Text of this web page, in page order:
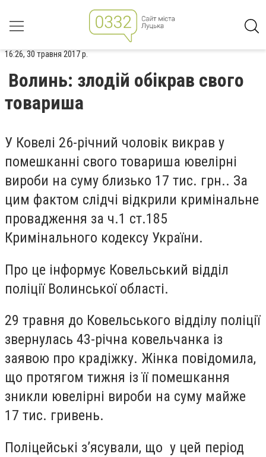
16:26, 30 травня 2017 р.
Волинь: злодій обікрав свого
товариша
У Ковелі 26-річний чоловік викрав у
помешканні свого товариша ювелірні
вироби на суму близько 17 тис. грн.. За
цим фактом слідчі відкрили кримінальне
провадження за ч.1 ст.185
Кримінального кодексу України.
Про це інформує Ковельський відділ
поліції Волинської області.
29 травня до Ковельського відділу поліції
звернулась 43-річна ковельчанка із
заявою про крадіжку. Жінка повідомила,
що протягом тижня із її помешкання
зникли ювелірні вироби на суму майже
17 тис. гривень.
Поліцейські з’ясували, що у цей період